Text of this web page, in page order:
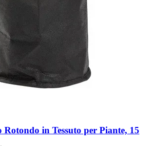
Rotondo in Tessuto per Piante, 15